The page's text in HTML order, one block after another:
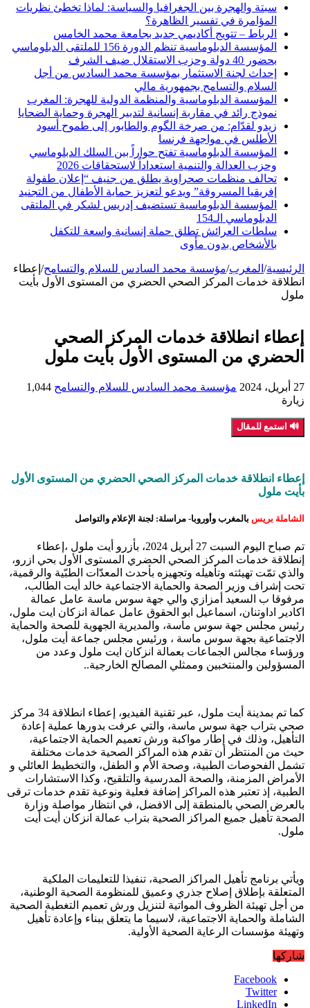
سبتة والهجرة بين الجغرافيا والسياسة: لماذا تخطئ نظريات
المؤامرة في تفسير الظاهرة؟
الرباط – تتويج أكاديمي جديد بجامعة محمد الخامس
المؤسسة الدبلوماسية تنظم الدورة 156 للملتقى الدبلوماسي
بحضور 40 دولة وحزب الاستقلال ضيف الشرف
إحداث لجنة الاستثمار بمؤسسة محمد السادس من أجل
السلام والتسامح بجمهورية مالي
المؤسسة الدبلوماسية والمنظمة الدولية للهجرة: المغرب
نموذج رائد في مقاربة إنسانية لتدبير الهجرة وحماية الضحايا
زيدو لقدّام: من صرخة الگوم والطابور إلى طموح أسود
الأطلس في مواجهة فرنسا
المؤسسة الدبلوماسية تفتح حواراً بين السلك الدبلوماسي
وحزب العدالة والتنمية استعداداً لاستحقاقات 2026
تحالف منظمات صحراوية يطلق من جنيف “إعلان طفولة
إفريقيا المسروقة” ويدعو لتعزيز حماية الأطفال من التجنيد
المؤسسة الدبلوماسية تستضيف إدريس لشكر في الملتقى
الدبلوماسي الـ154
سلطات العرائش تطلق حملة إنسانية واسعة للتكفل
بالأشخاص بدون مأوى
الرئيسية/ المغرب/مؤسسة محمد السادس للسلام والتسامح/ إعطاء
انطلاقة خدمات المركز الصحي الحضري من المستوى الأول بأيت
ملول
إعطاء انطلاقة خدمات المركز الصحي
الحضري من المستوى الأول بأيت ملول
27 أبريل، 2024 مؤسسة محمد السادس للسلام والتسامح 1,044
زيارة
🔊 استمع للمقال
إعطاء انطلاقة خدمات المركز الصحي الحضري من المستوى الأول
بأيت ملول
الشاملة بريس بالمغرب وأوروبا- مراسلة: لجنة الإعلام والتواصل
تم صباح اليوم السبت 27 أبريل 2024، بأزرو أيت ملول ،إعطاء
إنطلاقة خدمات المركز الصحي الحضري المستوى الأول بحي ازرو،
والذي تمّت تهيئته وتأهيله وتجهيزه بأحدث المعدّات الطبّية والرقمية،
تحت إشراف وزير الصحة والحماية الاجتماعية خالد أيت الطالب،
مرفوقا ب السعيد أمزازي والي جهة سوس ماسة عامل عمالة
اكادير اداوتنان، اسماعيل ابو الحقوق عامل عمالة انزكان ايت ملول،
رئيس مجلس جهة سوس ماسة، والمديرية الجهوية للصحة والحماية
الاجتماعية بجهة سوس ماسة ، ورئيس مجلس جماعة أيت ملول،
ورؤساء مجالس الجماعات بعمالة انزكان ايت ملول وعدد من
المسؤولين والمنتخبين وممثلي المصالح الخارجية..
كما تم بمدينة أيت ملول، عبر تقنية الفيديو، إعطاء انطلاقة 34 مركز
صحي بتراب جهة سوس ماسة، والتي عرفت بدورها عملية إعادة
التأهيل، وذلك في إطار مواكبة ورش تعميم الحماية الاجتماعية،
حيث من المنتظر أن تقدم هذه المراكز الصحية خدمات مختلفة
تشمل الفحوصات الطبية، وصحة الأم و الطفل، والتخطيط العائلي و
الأمراض المزمنة، والصحة المدرسية والتلقيح، وكذا الاستشارات
الطبية، إذ تعتبر هذه المراكز إضافة فعلية ونوعية تقدم خدمات ترقى
بالعرض الصحي بالمنطقة إلى الافضل، في انتظار مواصلة وزارة
الصحة تأهيل جميع المراكز الصحية بتراب عمالة انزكان أيت أيت
ملول.
ويأتي برنامج تأهيل المراكز الصحية، تنفيذا للتعليمات الملكية
المتعلقة بإطلاق إصلاح جذري وعميق للمنظومة الصحية الوطنية،
من أجل تهيئة الظروف المواتية لتنزيل ورش تعميم التغطية الصحية
الشاملة والحماية الاجتماعية، لاسيما ما يتعلق ببناء وإعادة تأهيل
وتهيئة مؤسسات الرعاية الصحية الأولية.
شاركها
Facebook
Twitter
LinkedIn